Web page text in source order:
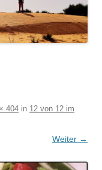
404 in 12 von 12 im
Weiter →